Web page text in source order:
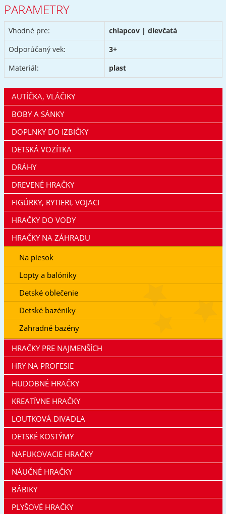
PARAMETRY
Vhodné pre:
chlapcov | dievčatá
Odporúčaný vek:
3+
Materiál:
plast
AUTÍČKA, VLÁČIKY
BOBY A SÁNKY
DOPLNKY DO IZBIČKY
DETSKÁ VOZÍTKA
DRÁHY
DREVENÉ HRAČKY
FIGÚRKY, RYTIERI, VOJACI
HRAČKY DO VODY
HRAČKY NA ZÁHRADU
Na piesok
Lopty a balóniky
Detské oblečenie
Detské bazéniky
Zahradné bazény
HRAČKY PRE NAJMENŠÍCH
HRY NA PROFESIE
HUDOBNÉ HRAČKY
KREATÍVNE HRAČKY
LOUTKOVÁ DIVADLA
DETSKÉ KOSTÝMY
NAFUKOVACIE HRAČKY
NÁUČNÉ HRAČKY
BÁBIKY
PLYŠOVÉ HRAČKY